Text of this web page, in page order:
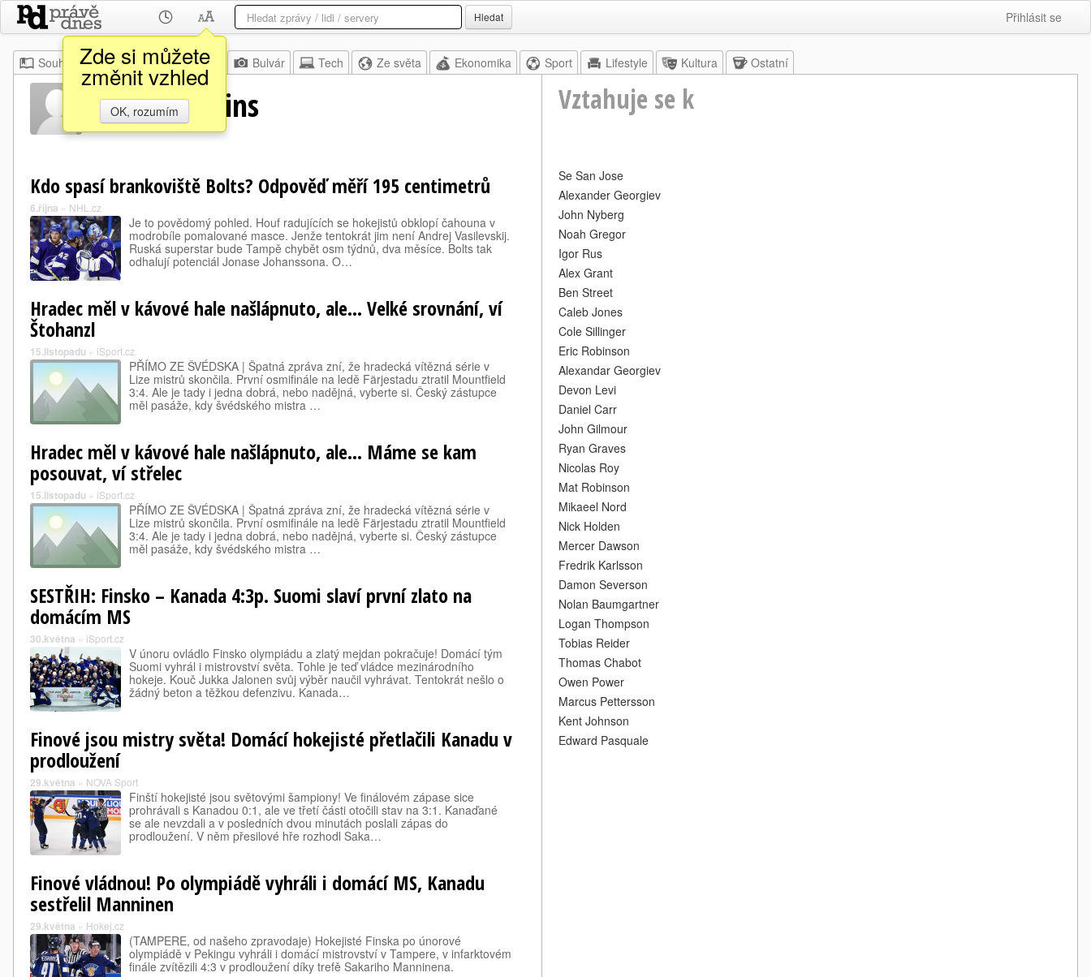
Zde si můžete
změnit vzhled
OK, rozumím
Hledat Přihlásit se
Souhrn Moje Z domova Bulvár Tech Ze světa Ekonomika Sport Lifestyle Kultura Ostatní
Matt Tomkins Vztahuje se k
Kdo spasí brankoviště Bolts? Odpověď měří 195 centimetrů
6.října » NHL.cz
Je to povědomý pohled. Houf radujících se hokejistů obklopí čahouna v
modrobíle pomalované masce. Jenže tentokrát jim není Andrej Vasilevskij.
Ruská superstar bude Tampě chybět osm týdnů, dva měsíce. Bolts tak
odhalují potenciál Jonase Johanssona. O…
Hradec měl v kávové hale našlápnuto, ale... Velké srovnání, ví
Štohanzl
15.listopadu » iSport.cz
PŘÍMO ZE ŠVÉDSKA | Špatná zpráva zní, že hradecká vítězná série v
Lize mistrů skončila. První osmifinále na ledě Färjestadu ztratil Mountfield
3:4. Ale je tady i jedna dobrá, nebo nadějná, vyberte si. Český zástupce
měl pasáže, kdy švédského mistra …
Hradec měl v kávové hale našlápnuto, ale... Máme se kam
posouvat, ví střelec
15.listopadu » iSport.cz
PŘÍMO ZE ŠVÉDSKA | Špatná zpráva zní, že hradecká vítězná série v
Lize mistrů skončila. První osmifinále na ledě Färjestadu ztratil Mountfield
3:4. Ale je tady i jedna dobrá, nebo nadějná, vyberte si. Český zástupce
měl pasáže, kdy švédského mistra …
SESTŘIH: Finsko – Kanada 4:3p. Suomi slaví první zlato na
domácím MS
30.května » iSport.cz
V únoru ovládlo Finsko olympiádu a zlatý mejdan pokračuje! Domácí tým
Suomi vyhrál i mistrovství světa. Tohle je teď vládce mezinárodního
hokeje. Kouč Jukka Jalonen svůj výběr naučil vyhrávat. Tentokrát nešlo o
žádný beton a těžkou defenzivu. Kanada…
Finové jsou mistry světa! Domácí hokejisté přetlačili Kanadu v
prodloužení
29.května » NOVA Sport
Finští hokejisté jsou světovými šampiony! Ve finálovém zápase sice
prohrávali s Kanadou 0:1, ale ve třetí části otočili stav na 3:1. Kanaďané
se ale nevzdali a v posledních dvou minutách poslali zápas do
prodloužení. V něm přesilové hře rozhodl Saka…
Finové vládnou! Po olympiádě vyhráli i domácí MS, Kanadu
sestřelil Manninen
29.května » Hokej.cz
(TAMPERE, od našeho zpravodaje) Hokejisté Finska po únorové
olympiádě v Pekingu vyhráli i domácí mistrovství v Tampere, v infarktovém
finále zvítězili 4:3 v prodloužení díky trefě Sakariho Manninena.
Se San Jose
Alexander Georgiev
John Nyberg
Noah Gregor
Igor Rus
Alex Grant
Ben Street
Caleb Jones
Cole Sillinger
Eric Robinson
Alexandar Georgiev
Devon Levi
Daniel Carr
John Gilmour
Ryan Graves
Nicolas Roy
Mat Robinson
Mikaeel Nord
Nick Holden
Mercer Dawson
Fredrik Karlsson
Damon Severson
Nolan Baumgartner
Logan Thompson
Tobias Reider
Thomas Chabot
Owen Power
Marcus Pettersson
Kent Johnson
Edward Pasquale